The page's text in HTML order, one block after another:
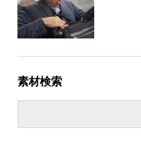
素材検索